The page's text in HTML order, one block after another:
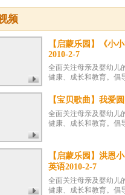
频
【启蒙乐园】《小小
2010-2-7
全面关注母亲及婴幼儿
健康、成长和教育。倡
【宝贝歌曲】我爱
全面关注母亲及婴幼儿
健康、成长和教育。倡
【启蒙乐园】洪恩
英语2010-2-7
全面关注母亲及婴幼儿
健康、成长和教育。倡